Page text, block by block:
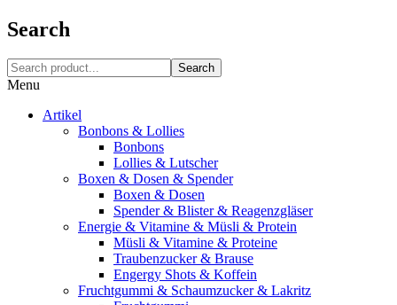
Search
Search
Menu
Artikel
Bonbons & Lollies
Bonbons
Lollies & Lutscher
Boxen & Dosen & Spender
Boxen & Dosen
Spender & Blister & Reagenzgläser
Energie & Vitamine & Müsli & Protein
Müsli & Vitamine & Proteine
Traubenzucker & Brause
Engergy Shots & Koffein
Fruchtgummi & Schaumzucker & Lakritz